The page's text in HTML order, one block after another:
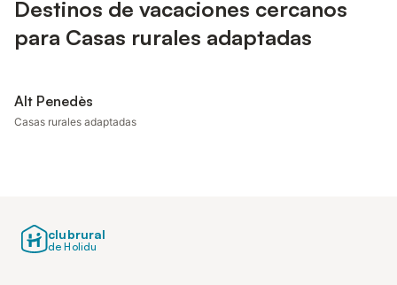
Destinos de vacaciones cercanos
para Casas rurales adaptadas
Alt Penedès
Casas rurales adaptadas
clubrural
de Holidu